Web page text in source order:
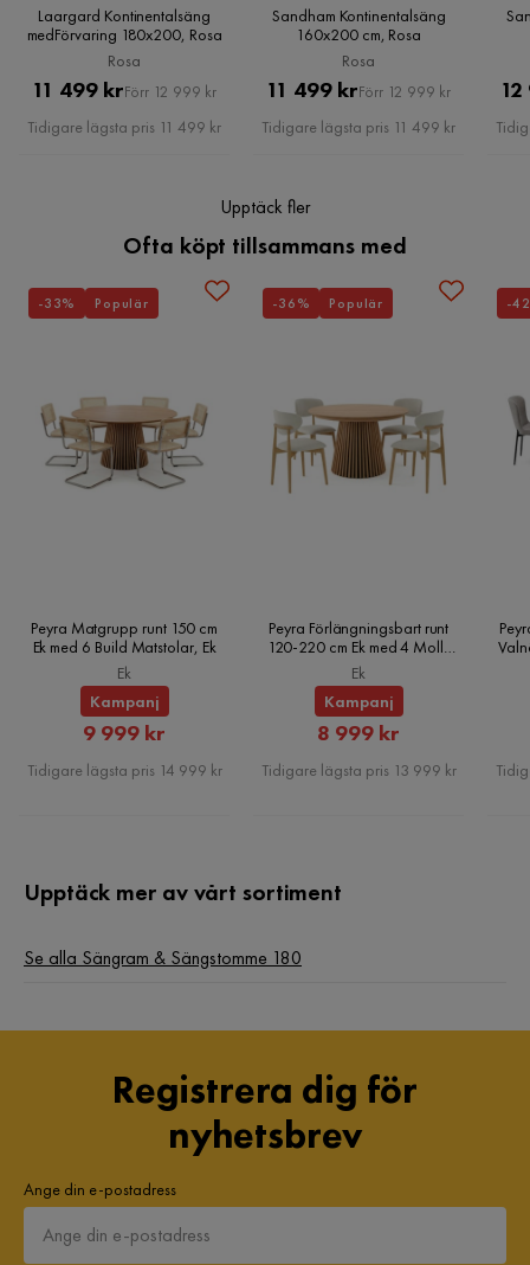
Fasthetsgrad Medium fast
Utseende Sammet
Montering krävs
Madrass Ingår
Namn klädsel
säng ett utmärkt val för dig som vill ha en säng som både ser
bra ut och ger en god natts sömn.
Generösa mått på 180x200 cm
Vacker rosa färg i sammetstextur
Lägg till en touch av lyx och stil till ditt sovrum med Adeliza
Kontinentalsäng 180x200 cm+Panel 40 cm.
Laargard Kontinentalsäng
medFörvaring 180x200, Rosa
Rosa
Pris
11 499 krOriginal
Pris
Förr 12 999 kr
Tidigare lägsta pris 11 499 kr
Sandham Kontinentalsäng
160x200 cm, Rosa
Rosa
Pris
11 499 krOriginal
Pris
Förr 12 999 kr
Tidigare lägsta pris 11 499 kr
Upptäck fler
Ofta köpt tillsammans med
Peyra Matgrupp runt 150 cm
Ek med 6 Build Matstolar, Ek
Ek
Kampanj
Rabatterat
Pris
9 999 kr
Tidigare lägsta pris 14 999 kr
-33% Populär
Peyra Förlängningsbart runt
120-220 cm Ek med 4 Molly
Matstolar, Ek
Ek
Kampanj
Rabatterat
Pris
8 999 kr
Tidigare lägsta pris 13 999 kr
-36% Populär -
Upptäck mer av vårt sortiment
Se alla Sängram & Sängstomme 180
Registrera dig för
nyhetsbrev
Ange din e-postadress